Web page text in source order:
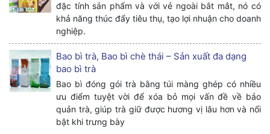
đặc tính sản phẩm và với vẻ ngoài bắt mắt, nó có
khả năng thúc đẩy tiêu thụ, tạo lợi nhuận cho doanh
nghiệp.
Bao bì trà, Bao bì chè thái – Sản xuất đa dạng
bao bì trà
Bao bì đóng gói trà bằng túi màng ghép có nhiều
ưu điểm tuyệt vời để xóa bỏ mọi vấn đề về bảo
quản trà, giúp trà giữ được hương vị lâu hơn và nổi
bật khi trưng bày